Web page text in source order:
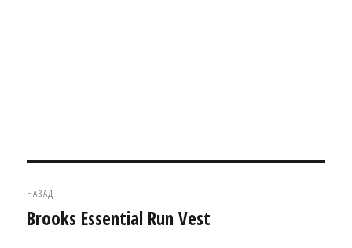
записів
НАЗАД
Попередній
Brooks Essential Run Vest